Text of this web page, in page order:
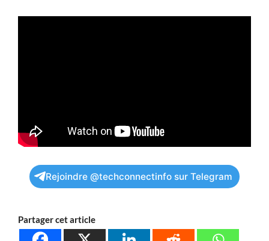
Rejoindre @techconnectinfo sur Telegram
Partager cet article